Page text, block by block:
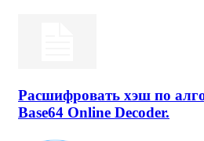
Расшифровать хэш по
Base64 Online Decoder.